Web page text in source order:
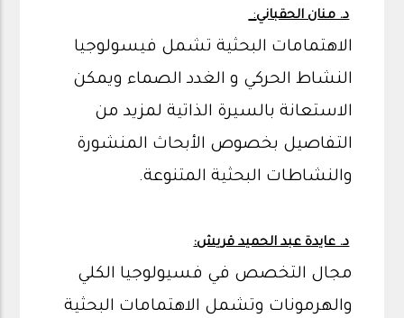
د. منان الحقباني:
الاهتمامات البحثية تشمل فيسولوجيا
النشاط الحركي و الغدد الصماء ويمكن
الاستعانة بالسيرة الذاتية لمزيد من
التفاصيل بخصوص الأبحاث المنشورة
والنشاطات البحثية المتنوعة.
د. عايدة عبد الحميد قريش:
مجال التخصص في فسيولوجيا الكلي
والهرمونات وتشمل الاهتمامات البحثية